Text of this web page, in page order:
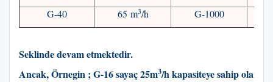
G-40
65 m3/h G-1000
Seklinde devam etmektedir.
Ancak, Örnegin ; G-16 sayaç 25m3/h kapasiteye sahip olarak